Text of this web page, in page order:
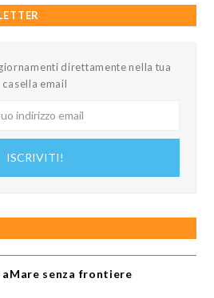
direttamente nella tua
casella email
ISCRIVITI!
aMare senza frontiere